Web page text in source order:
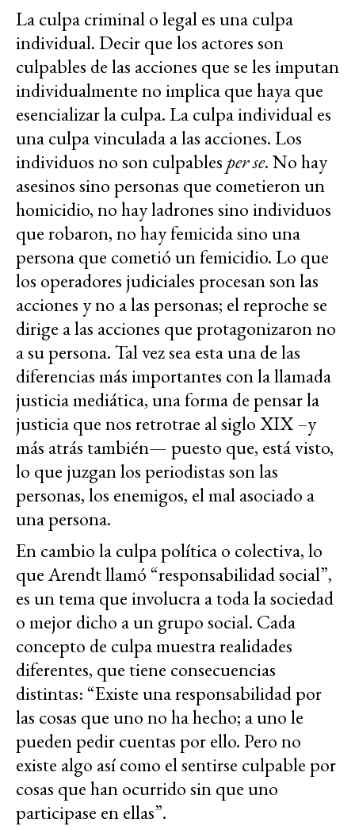
La culpa criminal o legal es una culpa
individual. Decir que los actores son
culpables de las acciones que se les imputan
individualmente no implica que haya que
esencializar la culpa. La culpa individual es
una culpa vinculada a las acciones. Los
individuos no son culpables per se. No hay
asesinos sino personas que cometieron un
homicidio, no hay ladrones sino individuos
que robaron, no hay femicida sino una
persona que cometió un femicidio. Lo que
los operadores judiciales procesan son las
acciones y no a las personas; el reproche se
dirige a las acciones que protagonizaron no
a su persona. Tal vez sea esta una de las
diferencias más importantes con la llamada
justicia mediática, una forma de pensar la
justicia que nos retrotrae al siglo XIX –y
más atrás también— puesto que, está visto,
lo que juzgan los periodistas son las
personas, los enemigos, el mal asociado a
una persona.
En cambio la culpa política o colectiva, lo
que Arendt llamó “responsabilidad social”,
es un tema que involucra a toda la sociedad
o mejor dicho a un grupo social. Cada
concepto de culpa muestra realidades
diferentes, que tiene consecuencias
distintas: “Existe una responsabilidad por
las cosas que uno no ha hecho; a uno le
pueden pedir cuentas por ello. Pero no
existe algo así como el sentirse culpable por
cosas que han ocurrido sin que uno
participase en ellas”.